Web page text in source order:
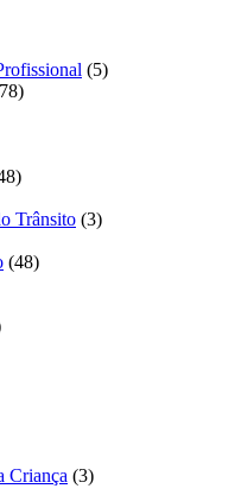
(5)
Trânsito (3)
(48)
Criança (3)